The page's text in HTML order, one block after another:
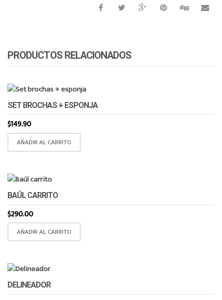
PRODUCTOS RELACIONADOS
SET BROCHAS + ESPONJA
$149.90
AÑADIR AL CARRITO
BAÚL CARRITO
$290.00
AÑADIR AL CARRITO
DELINEADOR